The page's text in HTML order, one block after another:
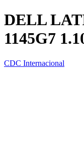
DELL
1145G7
CDC Internacional